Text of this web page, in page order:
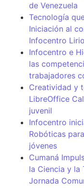
de Venezuela
Tecnología
Iniciación al
Infocentro
Infocentro e
las
trabajadores
Creatividad y
LibreOffice
juvenil
Infocentro
Robóticas
jóvenes
Cumaná
la Ciencia y la
Jornada